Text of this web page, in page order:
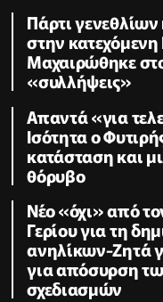
Πάρτι
στην κατεχόμενη
Μαχαιρώθηκε
«συλλήψεις»
Απαντά «για
Ισότητα ο
κατάσταση και
θόρυβο
Νέο «όχι» από
Γερίου για τη
ανηλίκων-Ζητά
για απόσυρση
σχεδιασμών